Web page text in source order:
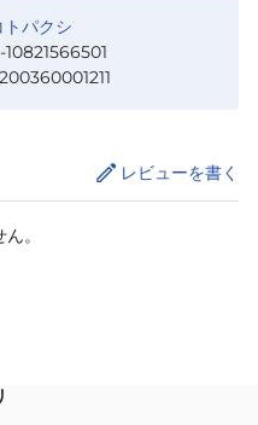
トパクシ
10821566501
レビューを書く
。